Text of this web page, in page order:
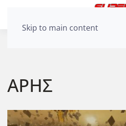
Skip to main content
ΑΡΗΣ